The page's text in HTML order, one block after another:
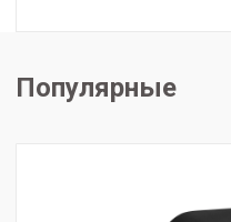
Популярные